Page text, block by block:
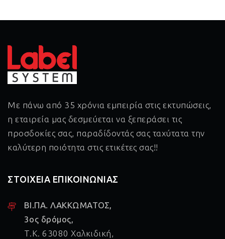
Με πάνω από 35 χρόνια εμπειρία στις εκτυπώσεις,
η εταιρεία μας δεσμεύεται να ξεπεράσει τις
προσδοκίες σας, παραδίδοντάς σας ταχύτατα την
καλύτερη ποιότητα στις ετικέτες σας!!
ΣΤΟΙΧΕΙΑ ΕΠΙΚΟΙΝΩΝΙΑΣ
ΒΙ.ΠΑ. ΛΑΚΚΩΜΑΤΟΣ,
3ος δρόμος,
Τ.Κ. 63080 Χαλκιδική,